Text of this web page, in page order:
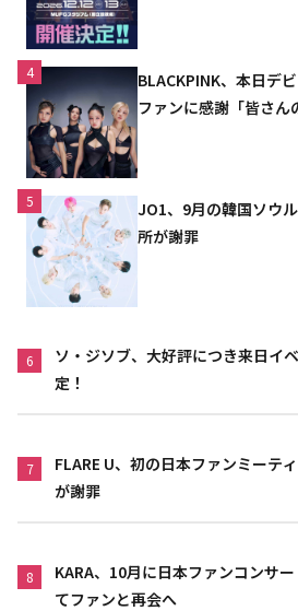
4
BLACKPINK、本日デ
ファンに感謝「皆さん
5
JO1、9月の韓国ソウ
所が謝罪
6
ソ・ジソブ、大好評につき来日イ
定！
7
FLARE U、初の日本ファンミーテ
が謝罪
8
KARA、10月に日本ファンコンサ
てファンと再会へ